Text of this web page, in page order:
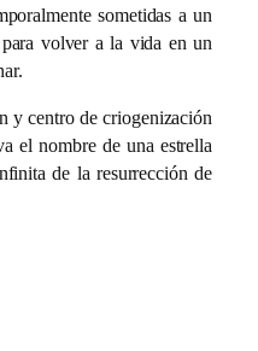
sometidas a un
volver a la vida en un
y centro de criogenización
el nombre de una estrella
de la resurrección de